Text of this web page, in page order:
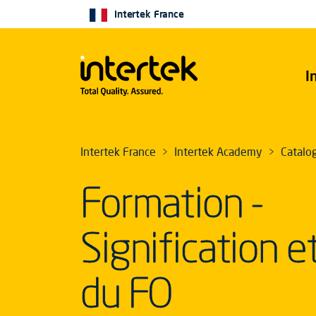
Intertek France
Intertek France Intertek Academy
Formation -
Signification
du FO